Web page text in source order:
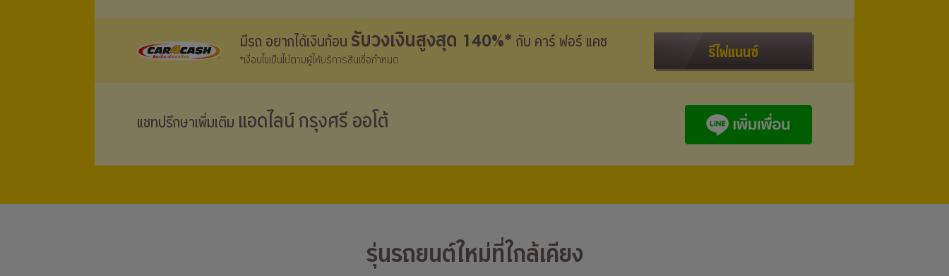
มีรถ อยากได้เงินก้อน รับวงเงินสูงสุด 140%* กับ คาร์ ฟอร์ แคช
*เงื่อนไขเป็นไปตามผู้ให้บริการสินเชื่อกำหนด รีไฟแนนซ์
แชทปรึกษาเพิ่มเติม แอดไลน์ กรุงศรี ออโต้
รุ่นรถยนต์ใหม่ที่ใกล้เคียง